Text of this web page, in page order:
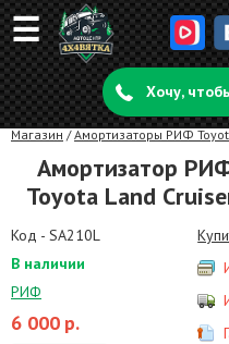
☰
Хочу,
Магазин /Амортизаторы РИФ
Амортизатор
Toyota Land
Код - SA210L
В наличии
РИФ
6 000 р.